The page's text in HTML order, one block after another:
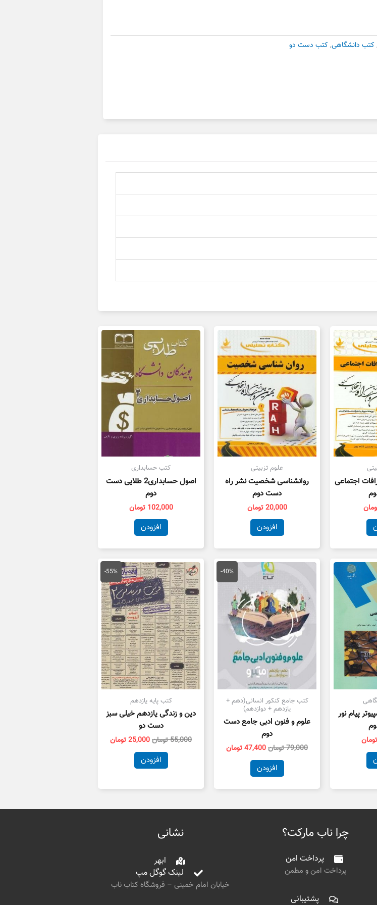
, کتب دانشگاهی, کتب دست دو
اجتماعی
علوم تزبیتی
روانشناسی شخصیت نشر راه
دست دوم
20,000 تومان
افزودن
کتب حسابداری
اصول حسابداری2 طلایی دست
دوم
102,000 تومان
افزودن
پیام نور
تومان
-40%
کتب جامع کنکور انسانی(دهم +
یازدهم + دوازدهم)
علوم و فنون ادبی جامع دست
دوم
79,000تومان
قیمت
اصلی
79,000 تومان
47,400تومان
قیمت
فعلی
47,400 تومان
افزودن
-55%
کتب پایه یازدهم
دین و زندگی یازدهم خیلی سبز
دست دو
55,000تومان
قیمت
اصلی
55,000 تومان
بود.
25,000تومان
قیمت
فعلی
است.
افزودن
چرا ناب مارکت؟
پرداخت امن
پرداخت امن و مطمن
پشتیبانی
نشانی
ابهر
لینک گوگل مپ
خیابان امام خمینی – فروشگاه کتاب ناب